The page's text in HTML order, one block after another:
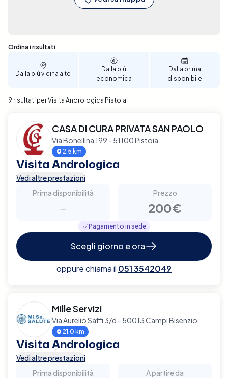
Sono stati trovati 9 risultati
Ordina i risultati
Dalla più vicina a te
Dalla più
economica
Dalla prima
disponibile
9 risultati per Visita Andrologica Pistoia
CASA DI CURA PRIVATA SAN PAOLO
Via Bonellina 199 - 51100 Pistoia
2.5 km
Visita Andrologica
Vedi altre prestazioni
Prima disponibilità
-
Prezzo
200€
Pagamento in sede
Scegli giorno e ora
oppure chiama il 051 3542049
Mille Servizi
Via Aurelio Saffi 3/d - 50013 Campi Bisenzio
21.0 km
Visita Andrologica
Vedi altre prestazioni
Prima disponibilità
A partire da